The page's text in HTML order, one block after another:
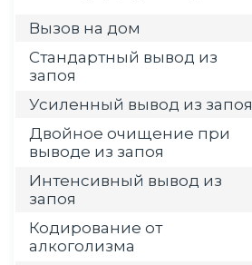
Вызов на дом
Стандартный вывод из
запоя
Усиленный вывод из запоя
Двойное очищение при
выводе из запоя
Интенсивный вывод из
запоя
Кодирование от
алкоголизма